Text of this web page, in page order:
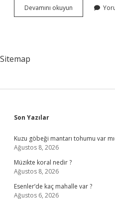
Devamını okuyun
Ballon
Sitemap
Sidebar
Son Yazılar
Kuzu göbeği mantarı tohumu var
Ağustos 8, 2026
Müzikte koral nedir ?
Ağustos 8, 2026
Esenler’de kaç mahalle var ?
Ağustos 6, 2026